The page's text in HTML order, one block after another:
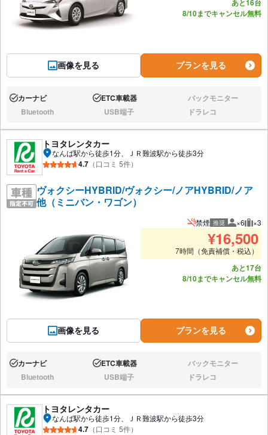
画像を見る
あと16台
8/10までキャンセル無料
プランを見る
あり:カーナビ あり:ETC車載器 なし:バックモニター
なし:Bluetooth なし:USB端子 なし:ドラレコ
トヨタレンタカー
なんば駅から徒歩1分、ＪＲ難波駅から徒歩3分
4.7 （口コミ 5件）
ヴォクシーHYBRID/ヴォクシー/ノアHYBRID/ノア
他（ミニバン・ワゴン）
画像を見る
禁煙 推奨 推奨人数
×6 推
×3
¥16,500
7時間（免責補償・税込）
あと17台
8/10までキャンセル無料
プランを見る
あり:カーナビ あり:ETC車載器 なし:バックモニター
なし:Bluetooth なし:USB端子 なし:ドラレコ
トヨタレンタカー
なんば駅から徒歩1分、ＪＲ難波駅から徒歩3分
4.7 （口コミ 5件）